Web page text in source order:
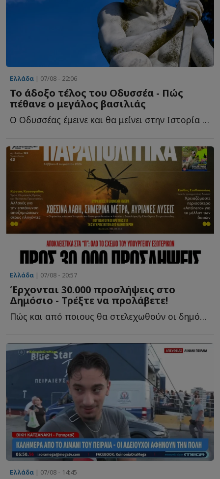
Ελλάδα | 07/08 - 22:06
Το άδοξο τέλος του Οδυσσέα - Πώς
πέθανε ο μεγάλος βασιλιάς
Ο Οδυσσέας έμεινε και θα μείνει στην Ιστορία ως ο πολυμήχανος ή...
Ελλάδα | 07/08 - 20:57
Έρχονται 30.000 προσλήψεις στο
Δημόσιο - Τρέξτε να προλάβετε!
Πώς και από ποιους θα στελεχωθούν οι δηµόσιες υπηρεσίες κ...
Ελλάδα | 07/08 - 14:45